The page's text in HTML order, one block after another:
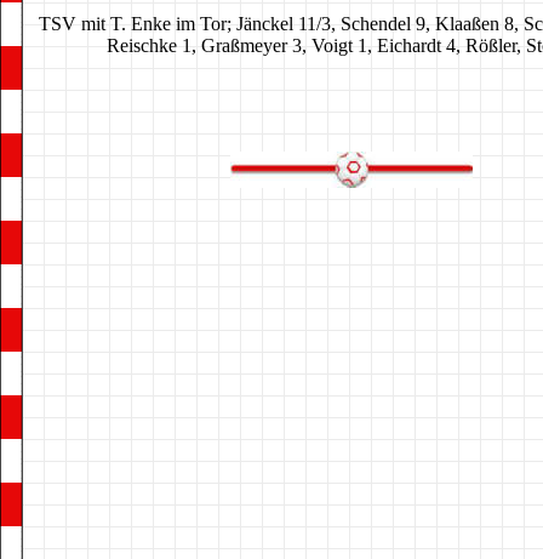
TSV mit T. Enke im Tor; Jänckel 11/3, Schendel 9, Klaaßen 8,
Reischke 1, Graßmeyer 3, Voigt 1, Eichardt 4, Rößler,